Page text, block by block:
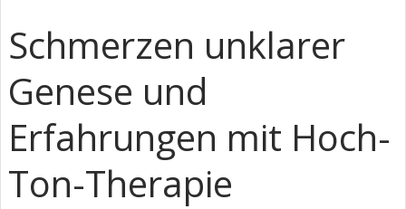
Schmerzen unklarer
Genese und
Erfahrungen mit Hoch-
Ton-Therapie